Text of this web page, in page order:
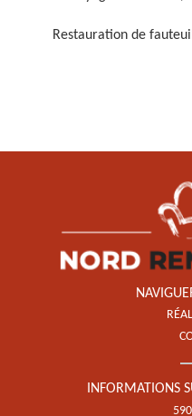
Restauration de fauteuil,
chaise et siège 59
Restauration de
INFORMATIONS